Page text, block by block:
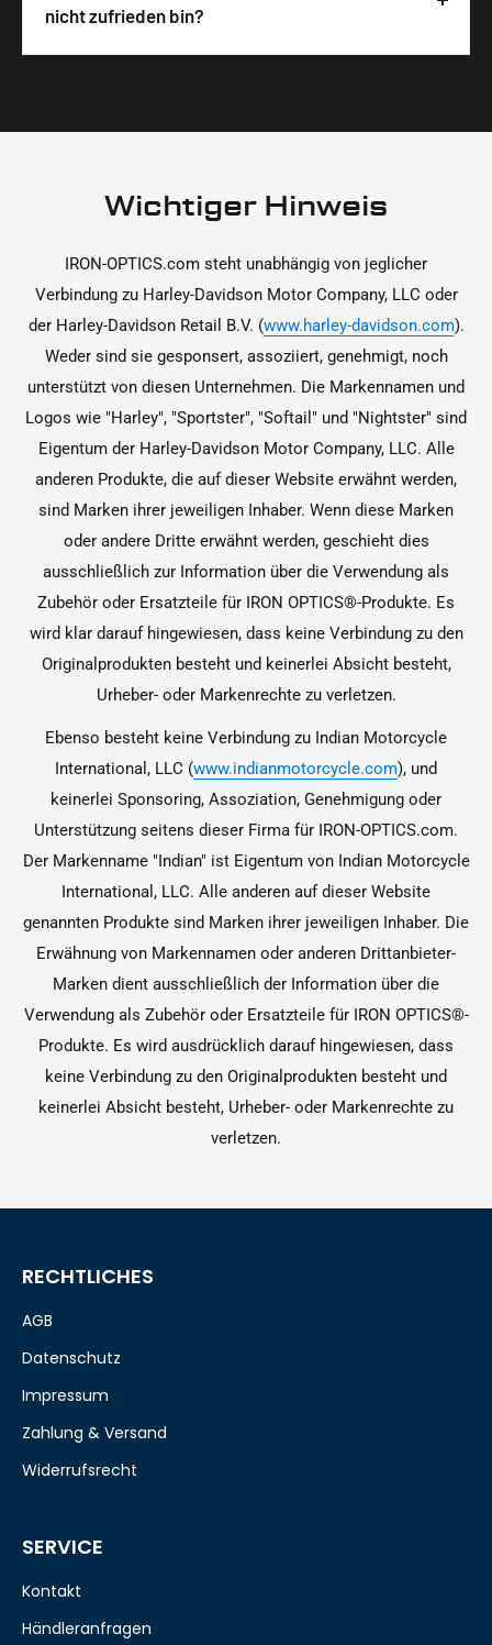
unterstützen dich dabei, die Teile sicher und
korrekt an deinem Motorrad zu installieren.
Wir legen großen Wert auf hochwertige
nicht zufrieden bin?
Ja, du kannst die Teile innerhalb von 14 Tagen
Rücksendung findest du in unseren
Wichtiger Hinweis
IRON-OPTICS.com steht unabhängig von jeglicher
Verbindung zu Harley-Davidson Motor Company, LLC oder
der Harley-Davidson Retail B.V. (www.harley-davidson.com).
Weder sind sie gesponsert, assoziiert, genehmigt, noch
unterstützt von diesen Unternehmen. Die Markennamen und
Logos wie "Harley", "Sportster", "Softail" und "Nightster" sind
Eigentum der Harley-Davidson Motor Company, LLC. Alle
anderen Produkte, die auf dieser Website erwähnt werden,
sind Marken ihrer jeweiligen Inhaber. Wenn diese Marken
oder andere Dritte erwähnt werden, geschieht dies
ausschließlich zur Information über die Verwendung als
Zubehör oder Ersatzteile für IRON OPTICS®-Produkte. Es
wird klar darauf hingewiesen, dass keine Verbindung zu den
Originalprodukten besteht und keinerlei Absicht besteht,
Urheber- oder Markenrechte zu verletzen.
Ebenso besteht keine Verbindung zu Indian Motorcycle
International, LLC (www.indianmotorcycle.com), und
keinerlei Sponsoring, Assoziation, Genehmigung oder
Unterstützung seitens dieser Firma für IRON-OPTICS.com.
Der Markenname "Indian" ist Eigentum von Indian Motorcycle
International, LLC. Alle anderen auf dieser Website
genannten Produkte sind Marken ihrer jeweiligen Inhaber. Die
Erwähnung von Markennamen oder anderen Drittanbieter-
Marken dient ausschließlich der Information über die
Verwendung als Zubehör oder Ersatzteile für IRON OPTICS®-
Produkte. Es wird ausdrücklich darauf hingewiesen, dass
keine Verbindung zu den Originalprodukten besteht und
keinerlei Absicht besteht, Urheber- oder Markenrechte zu
verletzen.
RECHTLICHES
AGB
Datenschutz
Impressum
Zahlung & Versand
Widerrufsrecht
SERVICE
Kontakt
Händleranfragen